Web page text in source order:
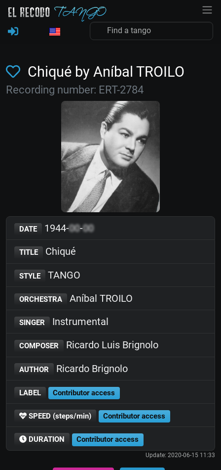
Chiqué by Aníbal TROILO
Recording number: ERT-2784
DATE 1944-00-00
TITLE Chiqué
STYLE TANGO
ORCHESTRA Aníbal TROILO
SINGER Instrumental
COMPOSER Ricardo Luis Brignolo
AUTHOR Ricardo Brignolo
LABEL Contributor access
SPEED (steps/min) Contributor access
DURATION Contributor access
Update: 2020-06-15 11:33